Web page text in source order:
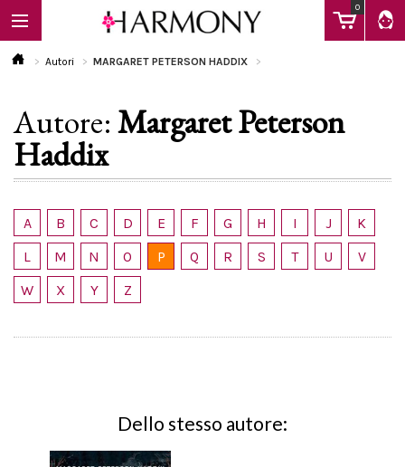
0
EBOOK
LIBRI
Calendario
Autori MARGARET PETERSON HADDIX
Autore:Margaret Peterson
Haddix
A B C D E F G H I J
K
L
M N O P Q R S T U
V
W
X Y Z
Dello stesso autore: